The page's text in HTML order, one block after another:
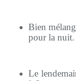
Bien
pour la nuit.
Le